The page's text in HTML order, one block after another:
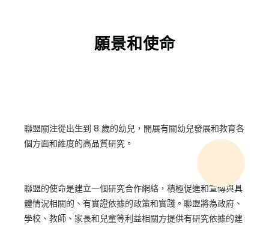
願景和使命
聯盟關注從出生到 8 歲的幼兒，開展有關幼兒發展和教育各
個方面和維度的高品質研究。
聯盟的使命是建立一個研究合作網絡，積極促進和宣傳與具
體情況相關的、有實證依據的政策和實踐。聯盟將為政府、
學校、教師、家長和兒童等利益相關方提供有研究依據的建